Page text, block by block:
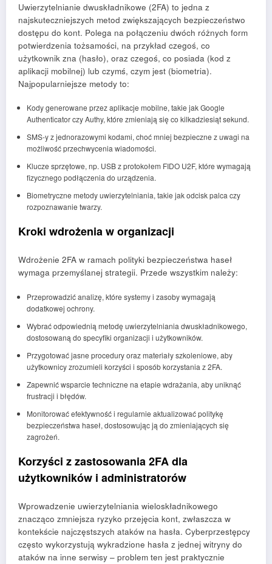
Uwierzytelnianie dwuskładnikowe (2FA) to jedna z
najskuteczniejszych metod zwiększających bezpieczeństwo
dostępu do kont. Polega na połączeniu dwóch różnych form
potwierdzenia tożsamości, na przykład czegoś, co
użytkownik zna (hasło), oraz czegoś, co posiada (kod z
aplikacji mobilnej) lub czymś, czym jest (biometria).
Najpopularniejsze metody to:
Kody generowane przez aplikacje mobilne, takie jak Google
Authenticator czy Authy, które zmieniają się co kilkadziesiąt sekund.
SMS-y z jednorazowymi kodami, choć mniej bezpieczne z uwagi na
możliwość przechwycenia wiadomości.
Klucze sprzętowe, np. USB z protokołem FIDO U2F, które wymagają
fizycznego podłączenia do urządzenia.
Biometryczne metody uwierzytelniania, takie jak odcisk palca czy
rozpoznawanie twarzy.
Kroki wdrożenia w organizacji
Wdrożenie 2FA w ramach polityki bezpieczeństwa haseł
wymaga przemyślanej strategii. Przede wszystkim należy:
Przeprowadzić analizę, które systemy i zasoby wymagają
dodatkowej ochrony.
Wybrać odpowiednią metodę uwierzytelniania dwuskładnikowego,
dostosowaną do specyfiki organizacji i użytkowników.
Przygotować jasne procedury oraz materiały szkoleniowe, aby
użytkownicy zrozumieli korzyści i sposób korzystania z 2FA.
Zapewnić wsparcie techniczne na etapie wdrażania, aby uniknąć
frustracji i błędów.
Monitorować efektywność i regularnie aktualizować politykę
bezpieczeństwa haseł, dostosowując ją do zmieniających się
zagrożeń.
Korzyści z zastosowania 2FA dla
użytkowników i administratorów
Wprowadzenie uwierzytelniania wieloskładnikowego
znacząco zmniejsza ryzyko przejęcia kont, zwłaszcza w
kontekście najczęstszych ataków na hasła. Cyberprzestępcy
często wykorzystują wykradzione hasła z jednej witryny do
ataków na inne serwisy – problem ten jest praktycznie